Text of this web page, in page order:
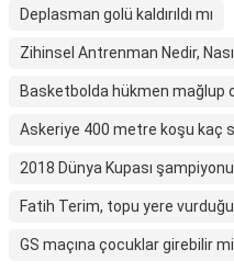
Deplasman golü kaldırıldı mı
Zihinsel Antrenman Nedir, Nasıl
Basketbolda hükmen mağlup
Askeriye 400 metre koşu kaç
2018 Dünya Kupası
Fatih Terim, topu yere
GS maçına çocuklar girebilir mi